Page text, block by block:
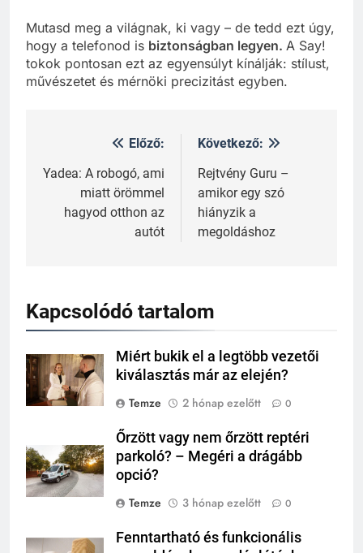
Mutasd meg a világnak, ki vagy – de tedd ezt úgy,
hogy a telefonod is biztonságban legyen. A Say!
tokok pontosan ezt az egyensúlyt kínálják: stílust,
művészetet és mérnöki precizitást egyben.
Bejegyzés
navigáció
Előző:
Yadea: A robogó, ami
miatt örömmel
hagyod otthon az
autót
Következő:
Rejtvény Guru –
amikor egy szó
hiányzik a
megoldáshoz
Kapcsolódó tartalom
Miért bukik el a legtöbb vezetői
kiválasztás már az elején?
Temze
2 hónap ezelőtt 0
Őrzött vagy nem őrzött reptéri
parkoló? – Megéri a drágább
opció?
Temze
3 hónap ezelőtt 0
Fenntartható és funkcionális